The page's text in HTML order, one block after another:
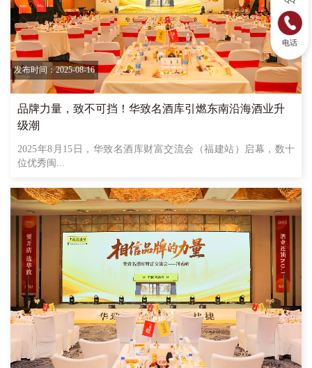
发布时间：2025-08-16
品牌力量，致不可挡！华致名酒库引燃东南沿海酒业升
级潮
2025年8月15日，华致名酒库财富交流会（福建站）启幕，数十
位优秀闽...
电话